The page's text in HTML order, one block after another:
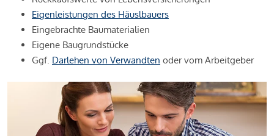
Eigenleistungen des Häuslbauers
Eingebrachte Baumaterialien
Eigene Baugrundstücke
Ggf. Darlehen von Verwandten oder vom Arbeitgeber